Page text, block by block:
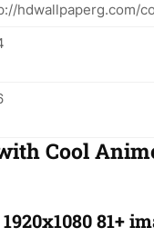
hdwallpaperg.com/
Cool
81+